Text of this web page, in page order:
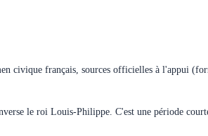
civique français, sources officielles à l'appui
le roi Louis-Philippe. C'est une période